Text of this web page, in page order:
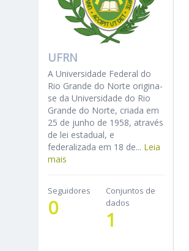
UFRN
A Universidade Federal do
Rio Grande do Norte origina-
se da Universidade do Rio
Grande do Norte, criada em
25 de junho de 1958, através
de lei estadual, e
federalizada em 18 de... Leia
mais
Seguidores
0
Conjuntos de
dados
1